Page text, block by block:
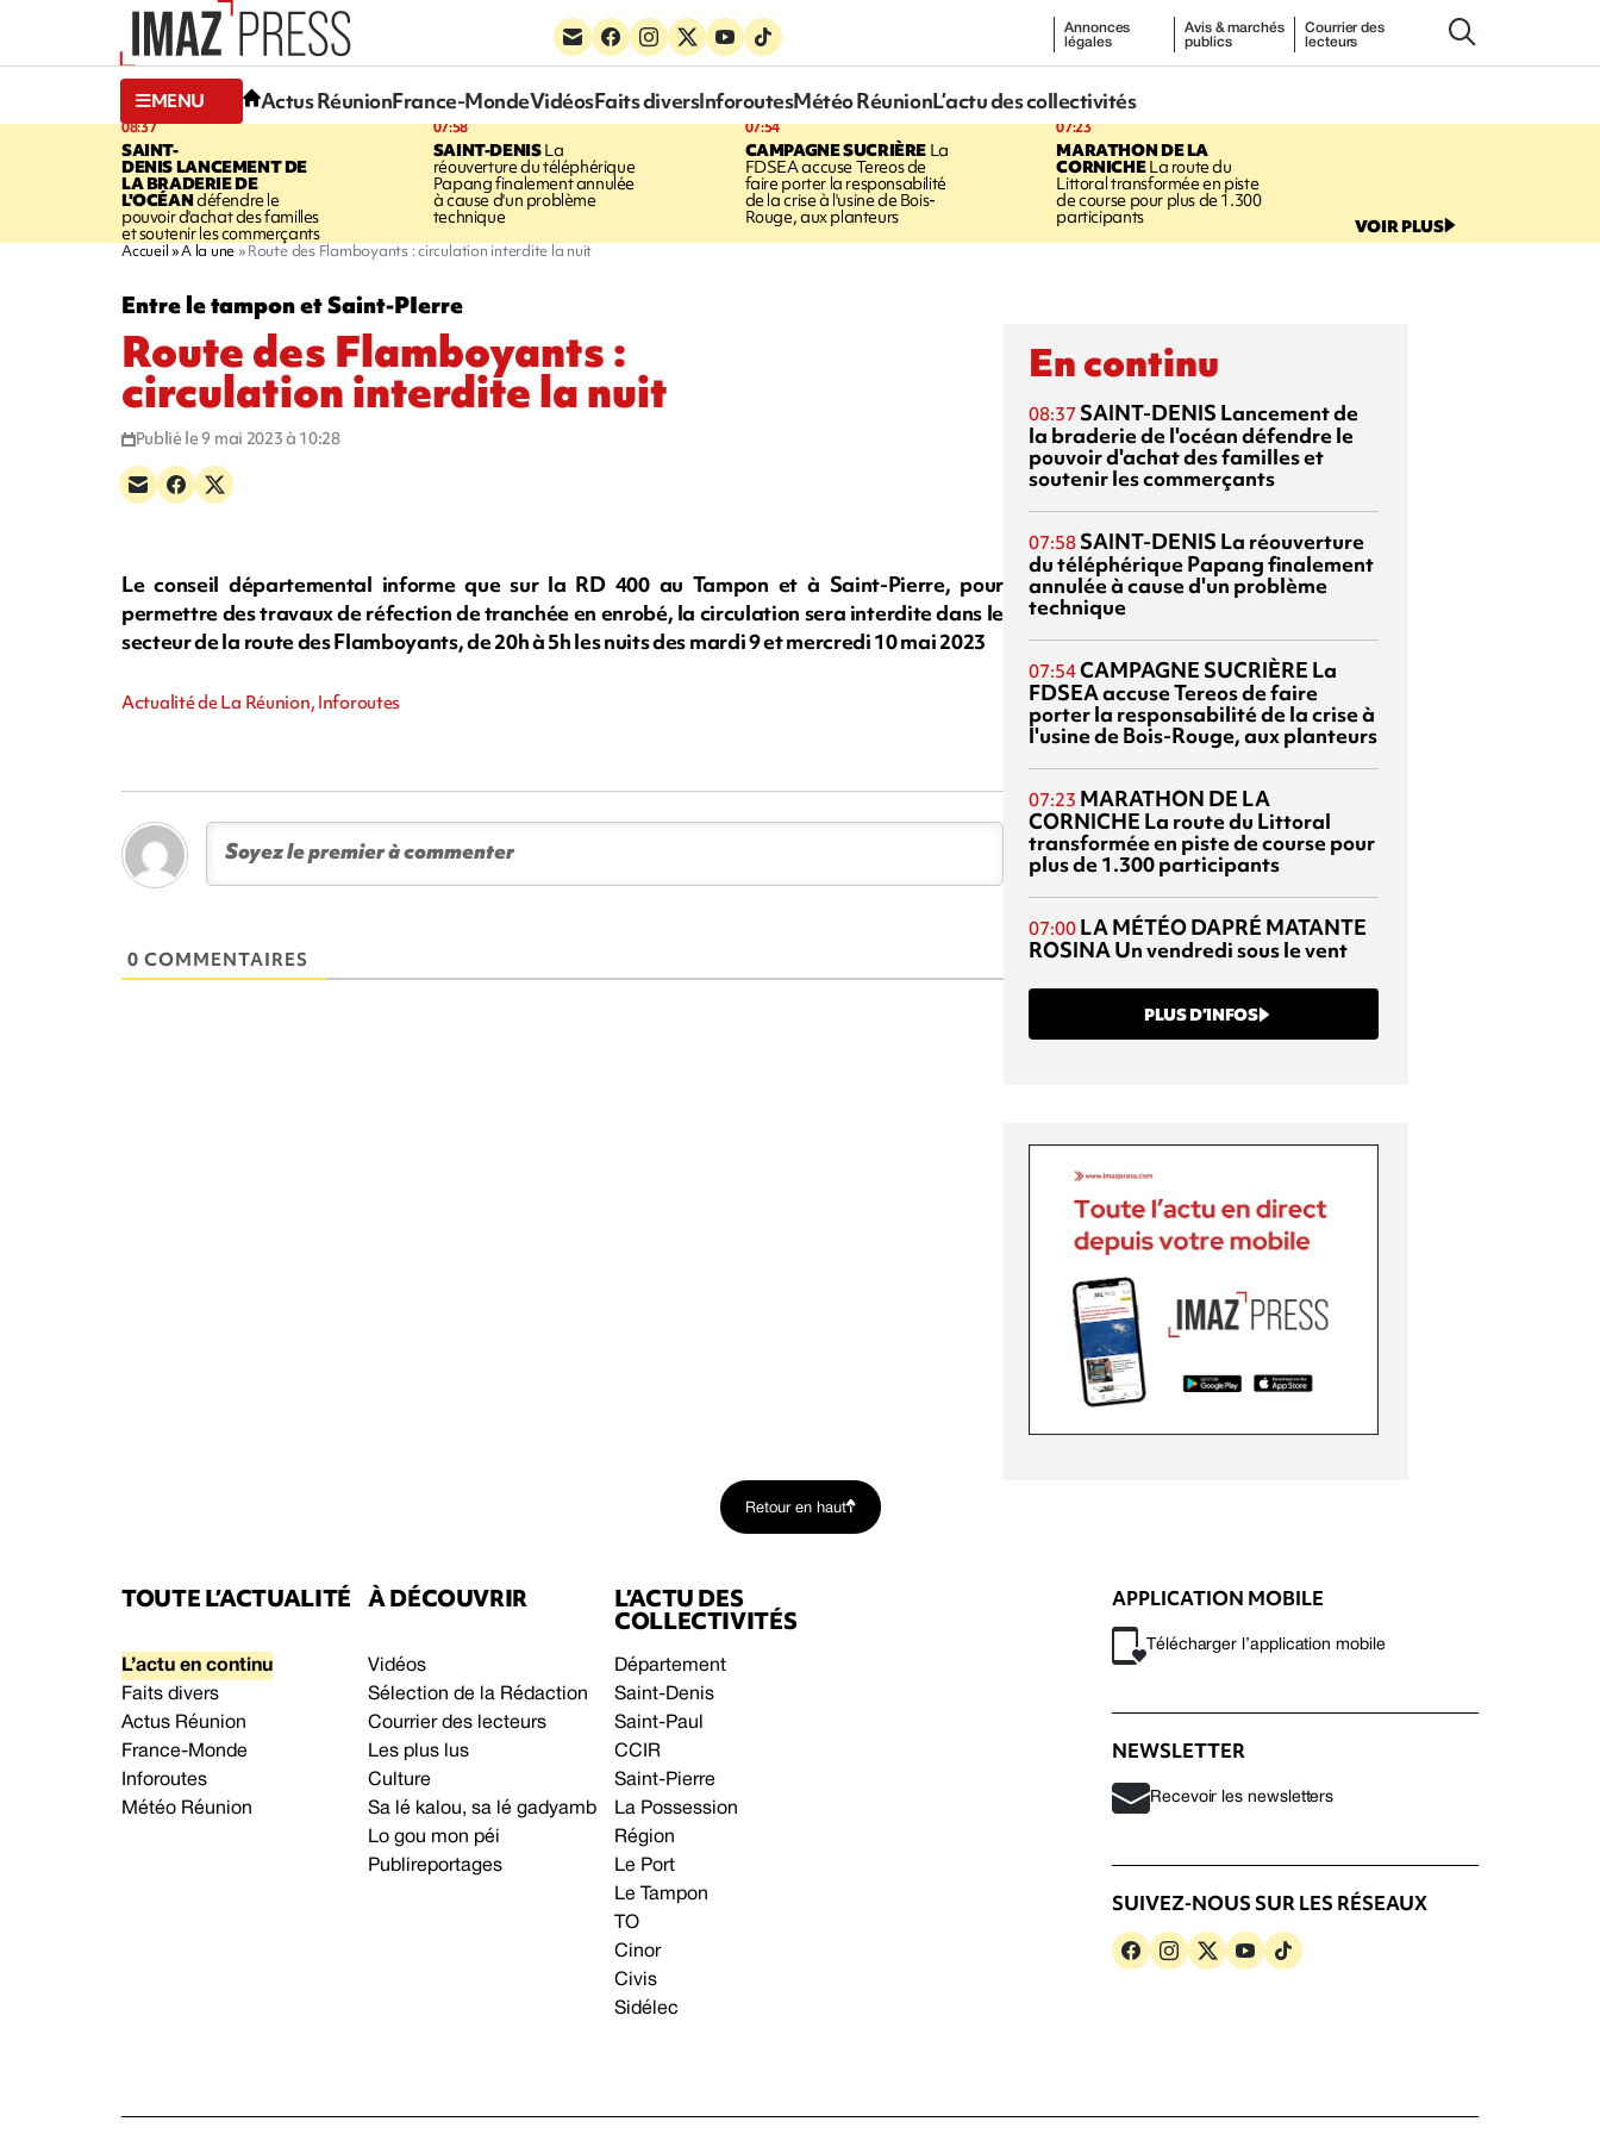
Annonces
légales
Avis & marchés
publics
Courrier des
lecteurs
MENU Actus RéunionFrance-MondeVidéosFaits diversInforoutesMétéo RéunionL’actu des collectivités
08:37
SAINT-
DENISLANCEMENT DE
LA BRADERIE DE
L'OCÉANdéfendre le
pouvoir d'achat des familles
et soutenir les commerçants
07:58
SAINT-DENISLa
réouverture du téléphérique
Papang finalement annulée
à cause d'un problème
technique
07:54
CAMPAGNE SUCRIÈRE La
FDSEA accuse Tereos de
faire porter la responsabilité
de la crise à l'usine de Bois-
Rouge, aux planteurs
07:23
MARATHON DE LA
CORNICHELa route du
Littoral transformée en piste
de course pour plus de 1.300
participants VOIR PLUS
Accueil A la une Route des Flamboyants : circulation interdite la nuit
Entre le tampon et Saint-PIerre
Route des Flamboyants :
circulation interdite la nuit
Publié le 9 mai 2023 à 10:28
Le conseil départemental informe que sur la RD 400 au Tampon et à Saint-Pierre, pour
permettre des travaux de réfection de tranchée en enrobé, la circulation sera interdite dans le
secteur de la route des Flamboyants, de 20h à 5h les nuits des mardi 9 et mercredi 10 mai 2023
Actualité de La Réunion, Inforoutes
0 COMMENTAIRES
En continu
08:37 SAINT-DENIS Lancement de
la braderie de l'océandéfendre le
pouvoir d'achat des familles et
soutenir les commerçants
07:58 SAINT-DENIS La réouverture
du téléphérique Papang finalement
annulée à cause d'un problème
technique
07:54CAMPAGNE SUCRIÈRE La
FDSEA accuse Tereos de faire
porter la responsabilité de la crise à
l'usine de Bois-Rouge, aux planteurs
07:23 MARATHON DE LA
CORNICHE La route du Littoral
transformée en piste de course pour
plus de 1.300 participants
07:00 LA MÉTÉO DAPRÉ MATANTE
ROSINAUn vendredi sous le vent
PLUS D’INFOS
Retour en haut
TOUTE L’ACTUALITÉ
L’actu en continu
Faits divers
Actus Réunion
France-Monde
Inforoutes
Météo Réunion
À DÉCOUVRIR
Vidéos
Sélection de la Rédaction
Courrier des lecteurs
Les plus lus
Culture
Sa lé kalou, sa lé gadyamb
Lo gou mon péi
Publireportages
L’ACTU DES
COLLECTIVITÉS
Département
Saint-Denis
Saint-Paul
CCIR
Saint-Pierre
La Possession
Région
Le Port
Le Tampon
TO
Cinor
Civis
Sidélec
APPLICATION MOBILE
Télécharger l’application mobile
NEWSLETTER
Recevoir les newsletters
SUIVEZ-NOUS SUR LES RÉSEAUX